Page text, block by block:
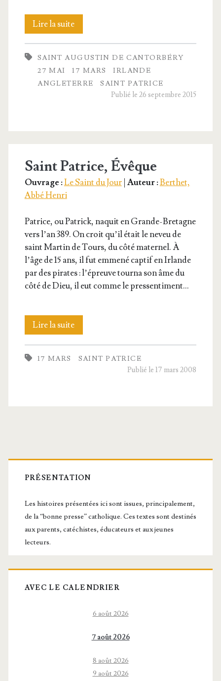
Lire la suiteLe
Christ
au
delà
SAINT AUGUSTIN DE CANTORBÉRY
27 MAI
17 MARS
IRLANDE
ANGLETERRE
SAINT PATRICE
Publié le 26 septembre 2015
Saint Patrice, Évêque
Ouvrage :Le Saint du Jour| Auteur :Berthet,
Abbé Henri
Patrice, ou Patrick, naquit en Grande-Bre­­tagne
vers l’an 389. On croit qu’il était le neveu de
saint Mar­tin de Tours, du côté mater­nel. À
l’âge de 15 ans, il fut emme­né cap­tif en Irlande
par des pirates : l’é­preuve tour­na son âme du
côté de Dieu, il eut comme le pressentiment…
Lire la suiteSaint
Patrice,
Évêque
17 MARS
SAINT PATRICE
Publié le 17 mars 2008
Barre
latérale
principale
PRÉSENTATION
Les histoires présentées ici sont issues, principalement,
de la “bonne presse” catholique. Ces textes sont destinés
aux parents, catéchistes, éducateurs et aux jeunes
lecteurs.
AVEC LE CALENDRIER
6 août 2026
7 août 2026
8 août 2026
9 août 2026